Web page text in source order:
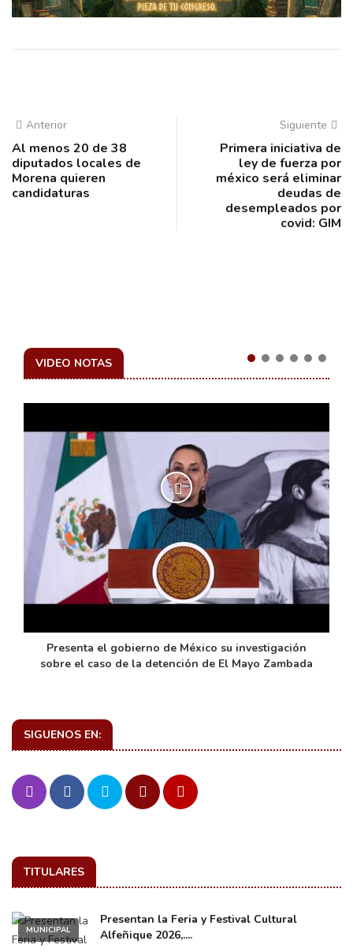
Anterior
Al menos 20 de 38
diputados locales de
Morena quieren
candidaturas
Siguiente
Primera iniciativa de
ley de fuerza por
méxico será eliminar
deudas de
desempleados por
covid: GIM
VIDEO NOTAS
Presenta el gobierno de México su investigación
sobre el caso de la detención de El Mayo Zambada
SIGUENOS EN:
TITULARES
MUNICIPAL
Presentan la Feria y Festival Cultural
Alfeñique 2026,....